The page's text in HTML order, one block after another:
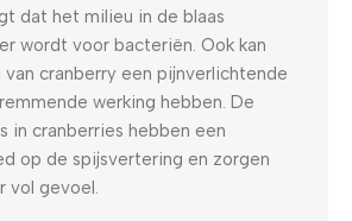
dat het milieu in de blaas
wordt voor bacteriën. Ook kan
cranberry een pijnverlichtende
werking hebben. De
in cranberries hebben een
op de spijsvertering en zorgen
vol gevoel.